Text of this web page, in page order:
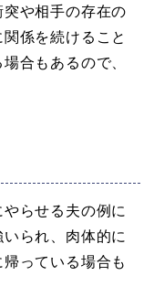
や相手の存在の
係を続けること
合もあるので、
らせる夫の例に
られ、肉体的に
っている場合も